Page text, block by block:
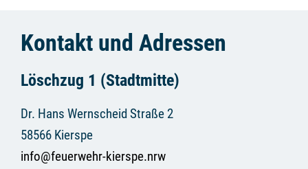
Kontakt und Adressen
Löschzug 1 (Stadtmitte)
Dr. Hans Wernscheid Straße 2
58566 Kierspe
info@feuerwehr-kierspe.nrw